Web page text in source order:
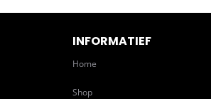
INFORMATIEF
Home
Shop